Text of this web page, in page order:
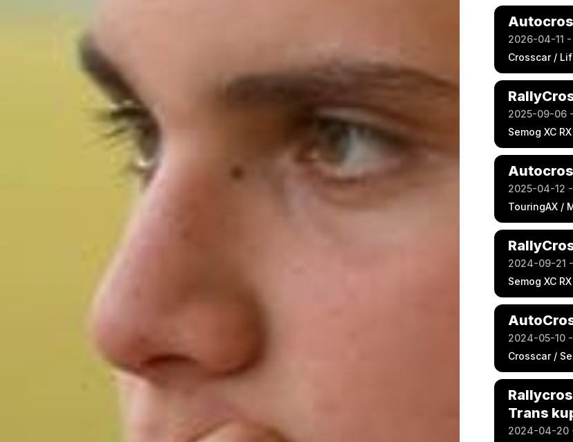
2026-04-11
Crosscar /
2025-09-06
Semog XC
2025-04-12
TouringAX /
2024-09-21
Semog XC
2024-05-10
Crosscar /
Trans
2024-04-20